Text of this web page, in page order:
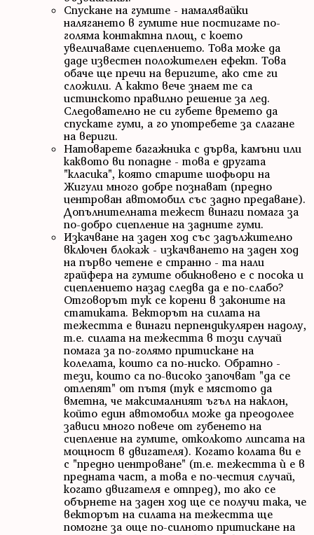
Спускане на гумите - намалявайки
налягането в гумите ние постигаме по-
голяма контактна площ, с което
увеличаваме сцеплението. Това може да
даде известен положителен ефект. Това
обаче ще пречи на веригите, ако сте ги
сложили. А както вече знаем те са
истинското правилно решение за лед.
Следователно не си губете времето да
спускате гуми, а го употребете за слагане
на вериги.
Натоварете багажника с дърва, камъни или
каквото ви попадне - това е другата
"класика", която старите шофьори на
Жигули много добре познават (предно
центрован автомобил със задно предаване).
Допълнителната тежест винаги помага за
по-добро сцепление на задните гуми.
Изкачване на заден ход със задължително
включен блокаж - изкачването на заден ход
на първо четене е странно - та нали
грайфера на гумите обикновено е с посока и
сцеплението назад следва да е по-слабо?
Отговорът тук се корени в законите на
статиката. Векторът на силата на
тежестта е винаги перпендикулярен надолу,
т.е. силата на тежестта в този случай
помага за по-голямо притискане на
колелата, които са по-ниско. Обратно -
тези, които са по-високо започват "да се
отлепят" от пътя (тук е мястото да
вметна, че максималният ъгъл на наклон,
който един автомобил може да преодолее
зависи много повече от губенето на
сцепление на гумите, отколкото липсата на
мощност в двигателя). Когато колата ви е
с "предно центроване" (т.е. тежестта ѝ е в
предната част, а това е по-честия случай,
когато двигателя е отпред), то ако се
обърнете на заден ход ще се получи така, че
векторът на силата на тежестта ще
помогне за още по-силното притискане на